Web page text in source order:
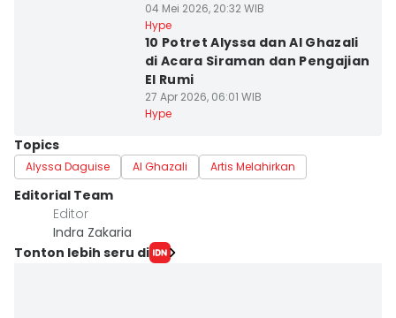
04 Mei 2026, 20:32 WIB
Hype
10 Potret Alyssa dan Al Ghazali
di Acara Siraman dan Pengajian
El Rumi
27 Apr 2026, 06:01 WIB
Hype
Topics
Alyssa Daguise Al Ghazali Artis Melahirkan
Editorial Team
Editor
Indra Zakaria
Tonton lebih seru di